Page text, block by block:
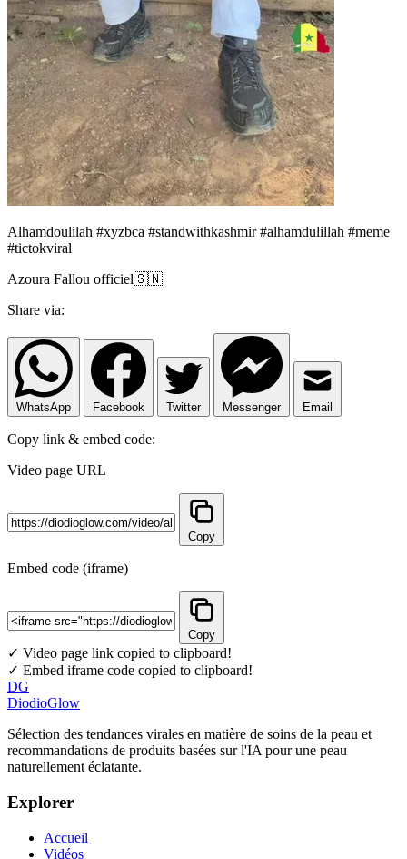
Alhamdoulilah #xyzbca #standwithkashmir #alhamdulillah #meme
#tictokviral
Azoura Fallou officiel🇸🇳
Share via:
WhatsApp Facebook Twitter Messenger Email
Copy link & embed code:
Video page URL
Copy
Embed code (iframe)
Copy
✓ Video page link copied to clipboard!
✓ Embed iframe code copied to clipboard!
DG
DiodioGlow
Sélection des tendances virales en matière de soins de la peau et
recommandations de produits basées sur l'IA pour une peau
naturellement éclatante.
Explorer
Accueil
Vidéos